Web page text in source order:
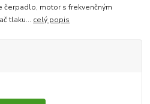
čerpadlo, motor s frekvenčným
tlaku... celý popis